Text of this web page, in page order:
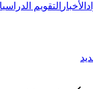
الأخبار التقويم الدراسي